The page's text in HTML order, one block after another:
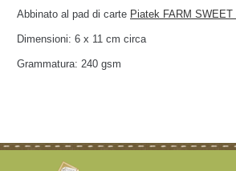
Abbinato al pad di carte Piatek FARM SWEET
Dimensioni: 6 x 11 cm circa
Grammatura: 240 gsm